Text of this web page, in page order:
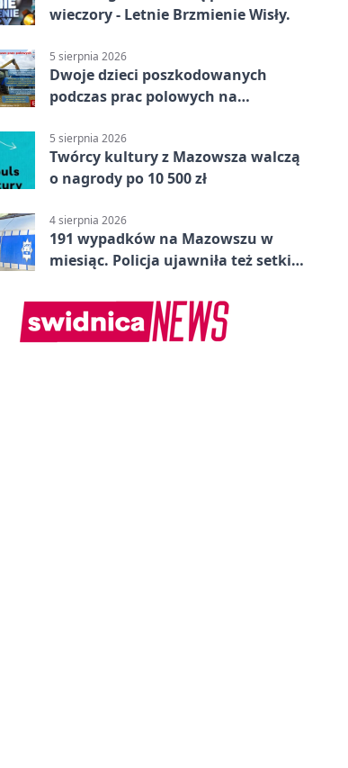
wieczory - Letnie Brzmienie Wisły.
5 sierpnia 2026
Dwoje dzieci poszkodowanych
podczas prac polowych na
5 sierpnia 2026
Twórcy kultury z Mazowsza walczą
o nagrody po 10 500 zł
4 sierpnia 2026
191 wypadków na Mazowszu w
miesiąc. Policja ujawniła też setki